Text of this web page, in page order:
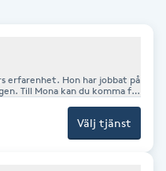
erfarenhet. Hon har jobbat på
Till Mona kan du komma för
samt medicinsk laser.
Välj tjänst